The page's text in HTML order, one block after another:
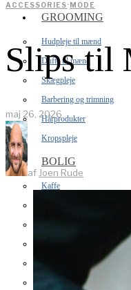
GROOMING
Hudpleje til mænd
Dufte til mænd
Skægpleje
Barbering og trimning
Hårprodukter
Kropspleje
BOLIG
Kaffe
Hjemmeteknologi
ACCESSORIES·MODE
Slips til
maj 26, 2026
af Joen Rude